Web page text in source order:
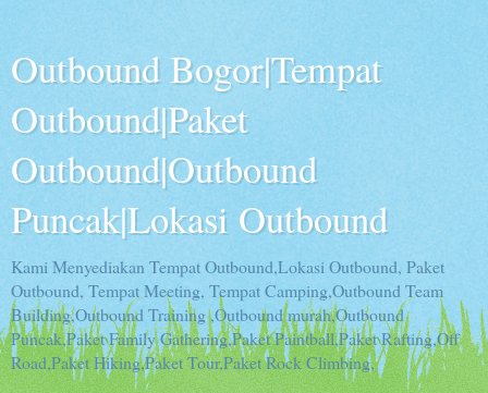
Outbound Bogor|Tempat
Outbound|Paket
Outbound|Outbound
Puncak|Lokasi Outbound
Kami Menyediakan Tempat Outbound,Lokasi Outbound, Paket
Outbound, Tempat Meeting, Tempat Camping,Outbound Team
Building,Outbound Training ,Outbound murah,Outbound
Puncak,Paket Family Gathering,Paket Paintball,Paket Rafting,Off
Road,Paket Hiking,Paket Tour,Paket Rock Climbing,